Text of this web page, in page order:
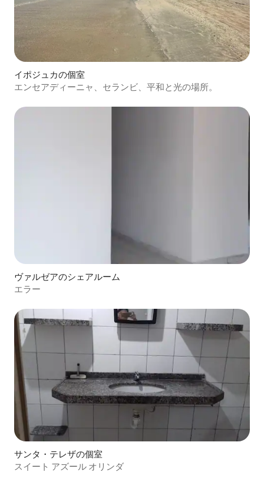
イポジュカの個室
エンセアディーニャ、セランビ、平和と光の場所。
ヴァルゼアのシェアルーム
エラー
サンタ・テレザの個室
スイート アズール オリンダ